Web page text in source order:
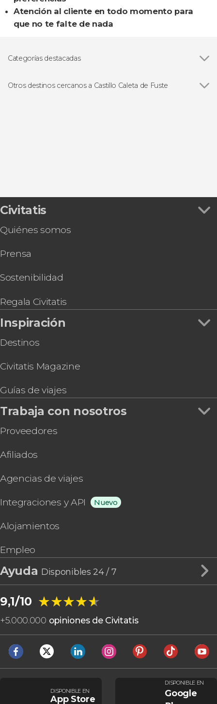
Atención al cliente en todo momento para
que no te falte de nada
Categorías destacadas
Otros destinos cercanos a Castillo Caleta de Fuste
Civitatis
Quiénes somos
Prensa
Sostenibilidad
Regala Civitatis
Inspiración
Destinos
Civitatis Magazine
Guías de viajes
Trabaja con nosotros
Proveedores
Afiliados
Agencias de viajes
Integraciones y API Nuevo
Alojamientos
Empleo
Ayuda Disponibles 24 / 7
9,1/10 ★★★★★
★★★★★
+5.000.000 opiniones de Civitatis
DISPONIBLE EN
App Store
DISPONIBLE EN
Google